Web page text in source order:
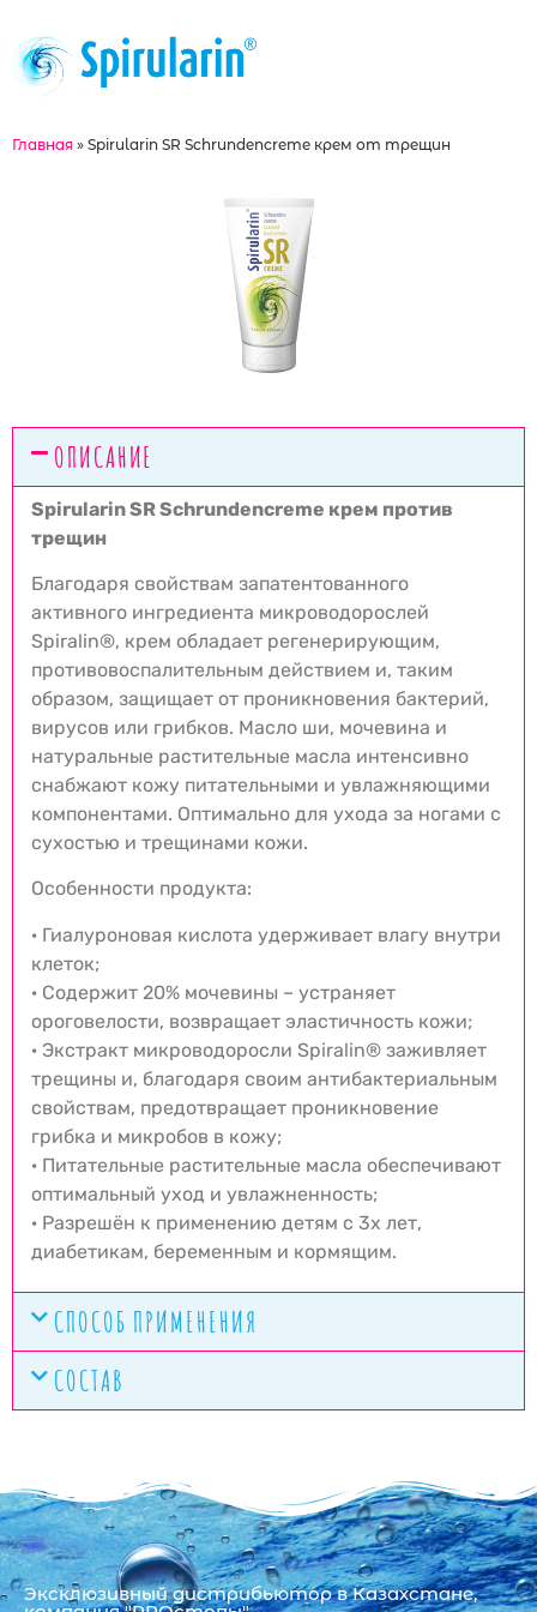
Главная » Spirularin SR Schrundencreme крем от трещин
ОПИСАНИЕ
Spirularin SR Schrundencreme крем против
трещин
Благодаря свойствам запатентованного
активного ингредиента микроводорослей
Spiralin®, крем обладает регенерирующим,
противовоспалительным действием и, таким
образом, защищает от проникновения бактерий,
вирусов или грибков. Масло ши, мочевина и
натуральные растительные масла интенсивно
снабжают кожу питательными и увлажняющими
компонентами. Оптимально для ухода за ногами с
сухостью и трещинами кожи.
Особенности продукта:
· Гиалуроновая кислота удерживает влагу внутри
клеток;
· Содержит 20% мочевины – устраняет
ороговелости, возвращает эластичность кожи;
· Экстракт микроводоросли Spiralin® заживляет
трещины и, благодаря своим антибактериальным
свойствам, предотвращает проникновение
грибка и микробов в кожу;
· Питательные растительные масла обеспечивают
оптимальный уход и увлажненность;
· Разрешён к применению детям с 3х лет,
диабетикам, беременным и кормящим.
СПОСОБ ПРИМЕНЕНИЯ
СОСТАВ
Эксклюзивный дистрибьютор в Казахстане,